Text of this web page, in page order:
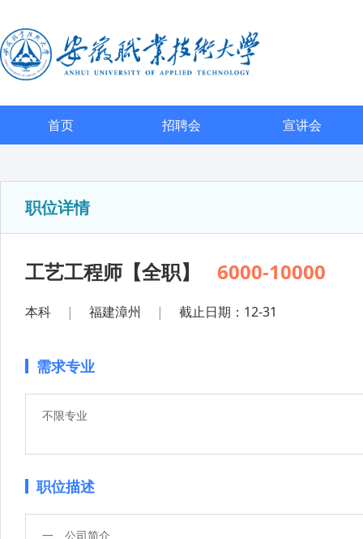
首页 招聘会 宣讲会
职位详情
工艺工程师【全职】 6000-10000
本科 | 福建漳州 | 截止日期：12-31
需求专业
不限专业
职位描述
一、公司简介